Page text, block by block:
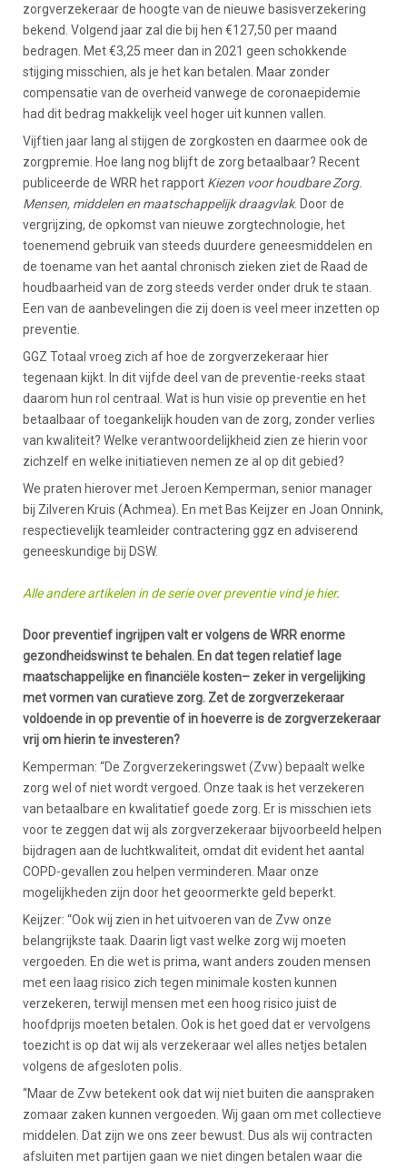
zorgverzekeraar de hoogte van de nieuwe basisverzekering
bekend. Volgend jaar zal die bij hen €127,50 per maand
bedragen. Met €3,25 meer dan in 2021 geen schokkende
stijging misschien, als je het kan betalen. Maar zonder
compensatie van de overheid vanwege de coronaepidemie
had dit bedrag makkelijk veel hoger uit kunnen vallen.
Vijftien jaar lang al stijgen de zorgkosten en daarmee ook de
zorgpremie. Hoe lang nog blijft de zorg betaalbaar? Recent
publiceerde de WRR het rapport Kiezen voor houdbare Zorg.
Mensen, middelen en maatschappelijk draagvlak. Door de
vergrijzing, de opkomst van nieuwe zorgtechnologie, het
toenemend gebruik van steeds duurdere geneesmiddelen en
de toename van het aantal chronisch zieken ziet de Raad de
houdbaarheid van de zorg steeds verder onder druk te staan.
Een van de aanbevelingen die zij doen is veel meer inzetten op
preventie.
GGZ Totaal vroeg zich af hoe de zorgverzekeraar hier
tegenaan kijkt. In dit vijfde deel van de preventie-reeks staat
daarom hun rol centraal. Wat is hun visie op preventie en het
betaalbaar of toegankelijk houden van de zorg, zonder verlies
van kwaliteit? Welke verantwoordelijkheid zien ze hierin voor
zichzelf en welke initiatieven nemen ze al op dit gebied?
We praten hierover met Jeroen Kemperman, senior manager
bij Zilveren Kruis (Achmea). En met Bas Keijzer en Joan Onnink,
respectievelijk teamleider contractering ggz en adviserend
geneeskundige bij DSW.
Alle andere artikelen in de serie over preventie vind je hier.
Door preventief ingrijpen valt er volgens de WRR enorme
gezondheidswinst te behalen. En dat tegen relatief lage
maatschappelijke en financiële kosten– zeker in vergelijking
met vormen van curatieve zorg. Zet de zorgverzekeraar
voldoende in op preventie of in hoeverre is de zorgverzekeraar
vrij om hierin te investeren?
Kemperman: “De Zorgverzekeringswet (Zvw) bepaalt welke
zorg wel of niet wordt vergoed. Onze taak is het verzekeren
van betaalbare en kwalitatief goede zorg. Er is misschien iets
voor te zeggen dat wij als zorgverzekeraar bijvoorbeeld helpen
bijdragen aan de luchtkwaliteit, omdat dit evident het aantal
COPD-gevallen zou helpen verminderen. Maar onze
mogelijkheden zijn door het geoormerkte geld beperkt.
Keijzer: “Ook wij zien in het uitvoeren van de Zvw onze
belangrijkste taak. Daarin ligt vast welke zorg wij moeten
vergoeden. En die wet is prima, want anders zouden mensen
met een laag risico zich tegen minimale kosten kunnen
verzekeren, terwijl mensen met een hoog risico juist de
hoofdprijs moeten betalen. Ook is het goed dat er vervolgens
toezicht is op dat wij als verzekeraar wel alles netjes betalen
volgens de afgesloten polis.
“Maar de Zvw betekent ook dat wij niet buiten die aanspraken
zomaar zaken kunnen vergoeden. Wij gaan om met collectieve
middelen. Dat zijn we ons zeer bewust. Dus als wij contracten
afsluiten met partijen gaan we niet dingen betalen waar die